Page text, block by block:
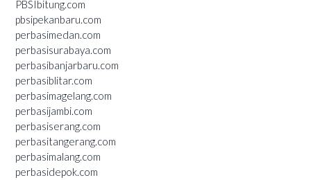
PBSIbitung.com
pbsipekanbaru.com
perbasimedan.com
perbasisurabaya.com
perbasibanjarbaru.com
perbasiblitar.com
perbasimagelang.com
perbasijambi.com
perbasiserang.com
perbasitangerang.com
perbasimalang.com
perbasidepok.com